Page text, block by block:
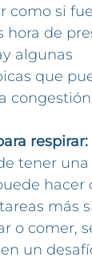
como si
hora de
algunas
que
respirar:
tener
hacer
más
o comer,
un